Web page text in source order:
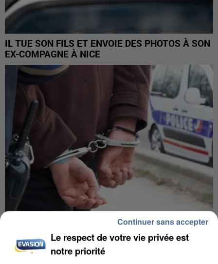
IL TUE SON FILS ET ENVOIE DES PHOTOS À SON
EX-COMPAGNE À NICE
L’UN DES FONDATEURS SUPPOSÉS DE LA DZ
MAFIA INTERPELLÉ EN ALGÉRIE
Le respect de votre vie privée est
notre priorité
Continuer sans accepter